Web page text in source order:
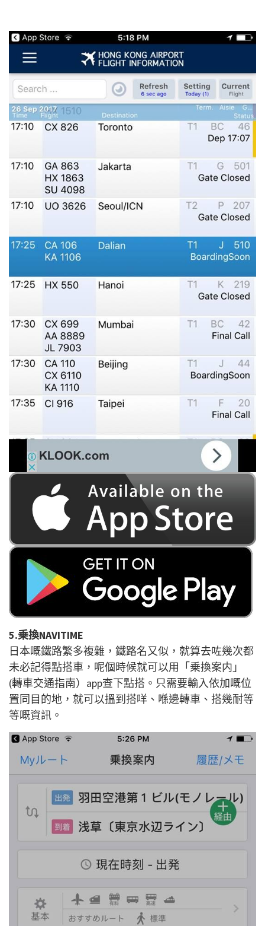
5.乗換NAVITIME
日本嘅鐵路繁多複雜，鐵路名又似，就算去咗幾次都
未必記得點搭車，呢個時候就可以用「乗換案内」
(轉車交通指南）app查下點搭。只需要輸入依加嘅位
置同目的地，就可以搵到搭咩、喺邊轉車、搭幾耐等
等嘅資訊。